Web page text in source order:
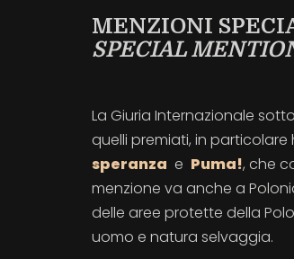
MENZIONI
SPECIAL
La Giuria Internazionale
quelli premiati, in
speranza e Puma!, che
menzione va anche a
delle aree protette della
uomo e natura selvaggia.